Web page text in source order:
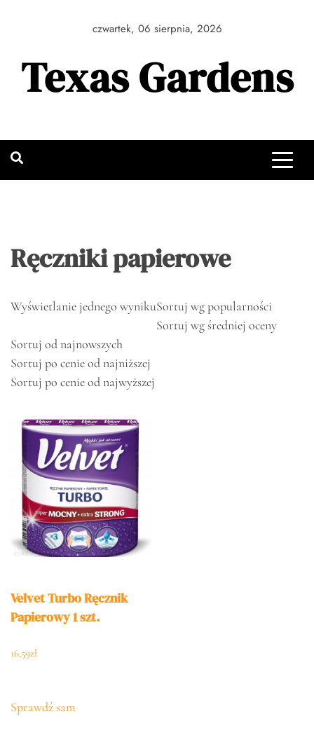
czwartek, 06 sierpnia, 2026
Texas Gardens
Ręczniki papierowe
Wyświetlanie jednego wynikuSortuj wg popularności
Sortuj wg średniej oceny
Sortuj od najnowszych
Sortuj po cenie od najniższej
Sortuj po cenie od najwyższej
Velvet Turbo Ręcznik
Papierowy 1 szt.
16,59zł
Sprawdź sam